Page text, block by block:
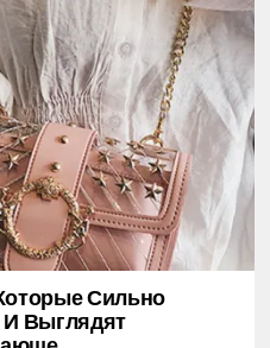
Сильно
И Выглядят